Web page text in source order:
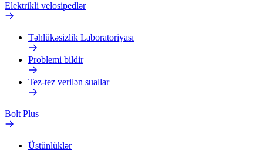
Elektrikli velosipedlər
Təhlükəsizlik Laboratoriyası
Problemi bildir
Tez-tez verilən suallar
Bolt Plus
Üstünlüklər